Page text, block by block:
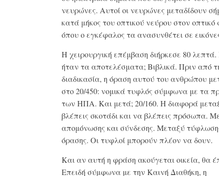
νευρώνες. Αυτοί οι νευρώνες μεταδίδουν
κατά μήκος του οπτικού νεύρου στον οπτικό
όπου ο εγκέφαλος τα ανασυνθέτει σε
Η χειρουργική επέμβαση διήρκεσε 80
ήταν τα αποτελέσματα; Βιβλικά. Πριν από
διαδικασία, η όραση αυτού του ανθρώπου
στο 20/450: νομικά τυφλός σύμφωνα με τα
των ΗΠΑ. Και μετά; 20/160. Η διαφορά
βλέπεις σκοτάδι και να βλέπεις πρόσωπα.
απομόνωσης και σύνδεσης. Μεταξύ
όρασης. Οι τυφλοί μπορούν πλέον να δουν.
Και αν αυτή η φράση ακούγεται οικεία, θα
Επειδή σύμφωνα με την Καινή Διαθήκη, η